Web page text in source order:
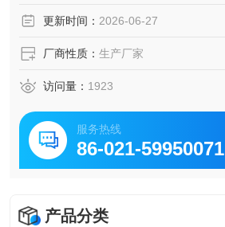
更新时间： 2026-06-27
厂商性质： 生产厂家
访问量： 1923
服务热线
86-021-59950071
产品分类